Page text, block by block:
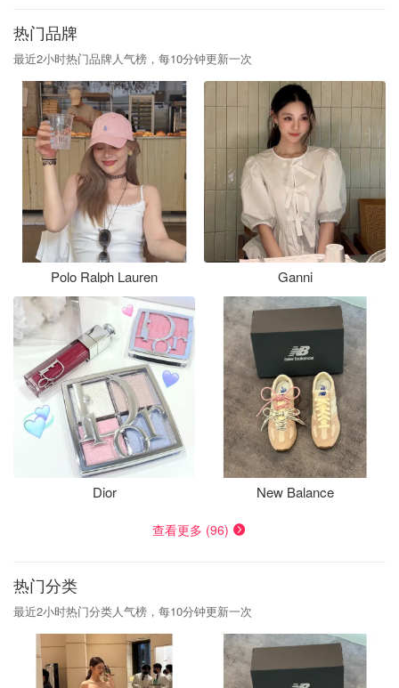
热门品牌
最近2小时热门品牌人气榜，每10分钟更新一次
Polo Ralph Lauren Ganni
Dior New Balance
查看更多 (96)
热门分类
最近2小时热门分类人气榜，每10分钟更新一次